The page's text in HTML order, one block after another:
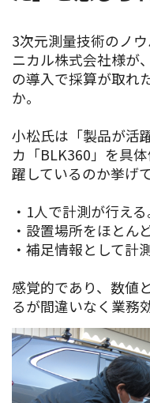
3次元測量技術のノ
ニカル株式会社様が
の導入で採算が取れ
か。
小松氏は「製品が活
カ「BLK360」を具
躍しているのか挙げ
・1人で計測が行える
・設置場所をほとん
・補足情報として計
感覚的であり、数値
るが間違いなく業務